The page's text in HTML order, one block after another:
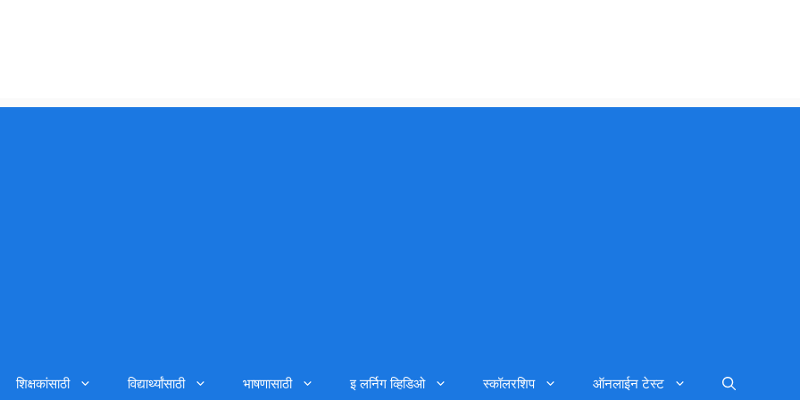
शिक्षकांसाठी विद्यार्थ्यांसाठी भाषणासाठी इ लर्निग व्हिडिओ स्कॉलरशिप ऑनलाईन टेस्ट